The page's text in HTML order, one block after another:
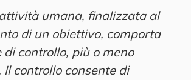
umana, finalizzata al
di un obiettivo, comporta
controllo, più o meno
Il controllo consente di